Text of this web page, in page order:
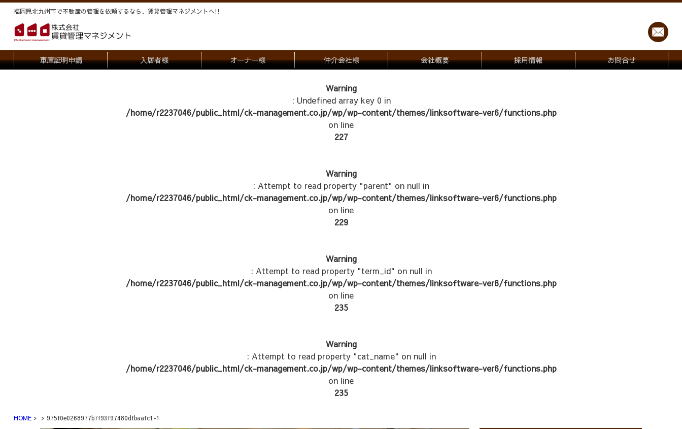
福岡県北九州市で不動産の管理を依頼するなら、賃貸管理マネジメントヘ!!
車庫証明申請 入居者様 オーナー様 仲介会社様
物件写真
管理物件紹介
会社概要 採用情報 お問合せ
Warning
: Undefined array key 0 in
/home/r2237046/public_html/ck-management.co.jp/wp/wp-content/themes/linksoftware-ver6/functions.php
on line
227
Warning
: Attempt to read property "parent" on null in
/home/r2237046/public_html/ck-management.co.jp/wp/wp-content/themes/linksoftware-ver6/functions.php
on line
229
Warning
: Attempt to read property "term_id" on null in
/home/r2237046/public_html/ck-management.co.jp/wp/wp-content/themes/linksoftware-ver6/functions.php
on line
235
Warning
: Attempt to read property "cat_name" on null in
/home/r2237046/public_html/ck-management.co.jp/wp/wp-content/themes/linksoftware-ver6/functions.php
on line
235
HOME 975f0e0268977b7f93f97480dfbaafc1-1